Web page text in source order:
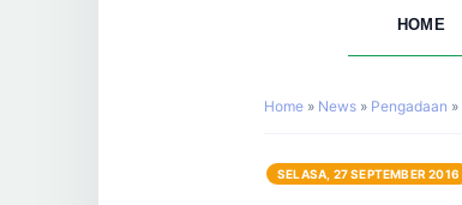
HOME
Home » News » Pengadaan »
SELASA, 27 SEPTEMBER 2016